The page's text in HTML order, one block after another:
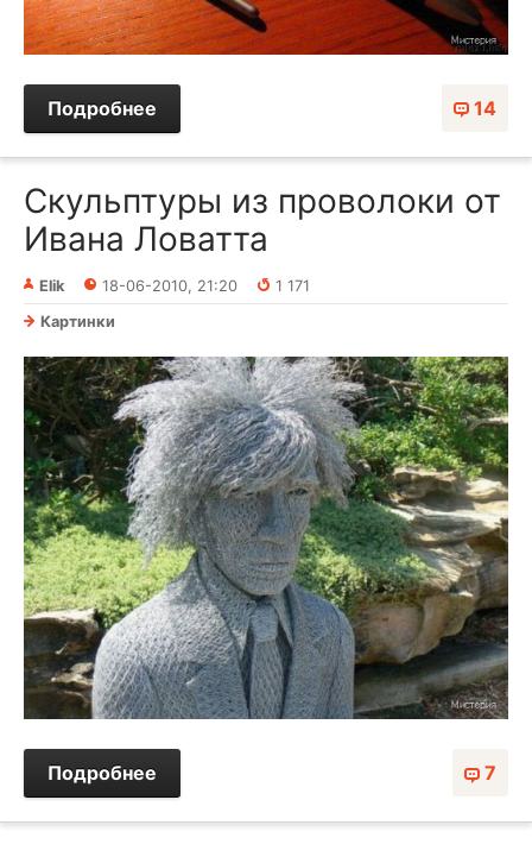
14
Подробнее
Скульптуры из проволоки от
Ивана Ловатта
Elik 18-06-2010, 21:20
1 171
Картинки
7
Подробнее